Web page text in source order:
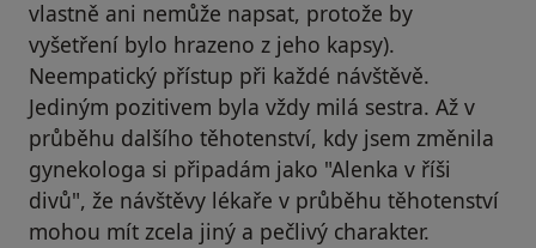
vlastně ani nemůže napsat, protože by
vyšetření bylo hrazeno z jeho kapsy).
Neempatický přístup při každé návštěvě.
Jediným pozitivem byla vždy milá sestra. Až v
průběhu dalšího těhotenství, kdy jsem změnila
gynekologa si připadám jako "Alenka v říši
divů", že návštěvy lékaře v průběhu těhotenství
mohou mít zcela jiný a pečlivý charakter.